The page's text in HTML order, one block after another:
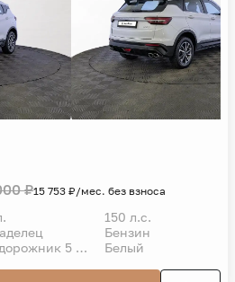
₽15 753 ₽/мес. без взноса
150 л.с.
Бензин
Внедорожник 5 дв. Белый